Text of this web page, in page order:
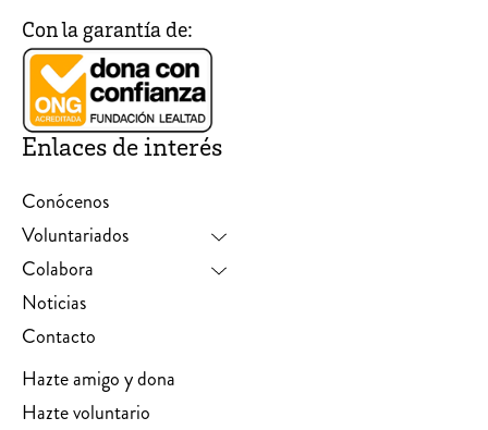
Con la garantía de:
Enlaces de interés
Conócenos
Voluntariados
Colabora
Noticias
Contacto
Hazte amigo y dona
Hazte voluntario